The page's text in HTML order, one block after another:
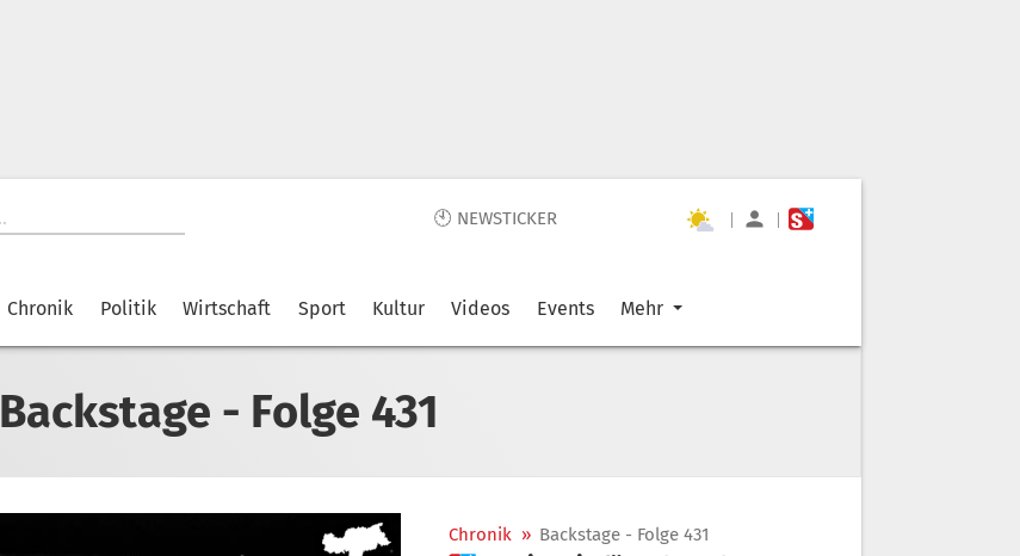
🕙 NEWSTICKER | |
Chronik Politik Wirtschaft Sport Kultur Videos Events Mehr
Backstage - Folge 431
Chronik » Backstage - Folge 431